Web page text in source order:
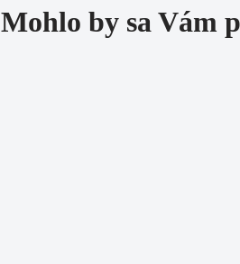
Mohlo by sa Vám